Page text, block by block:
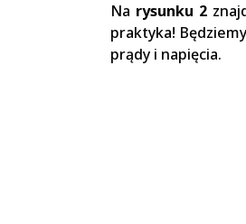
Na rysunku 2
praktyka!
prądy i napięcia.